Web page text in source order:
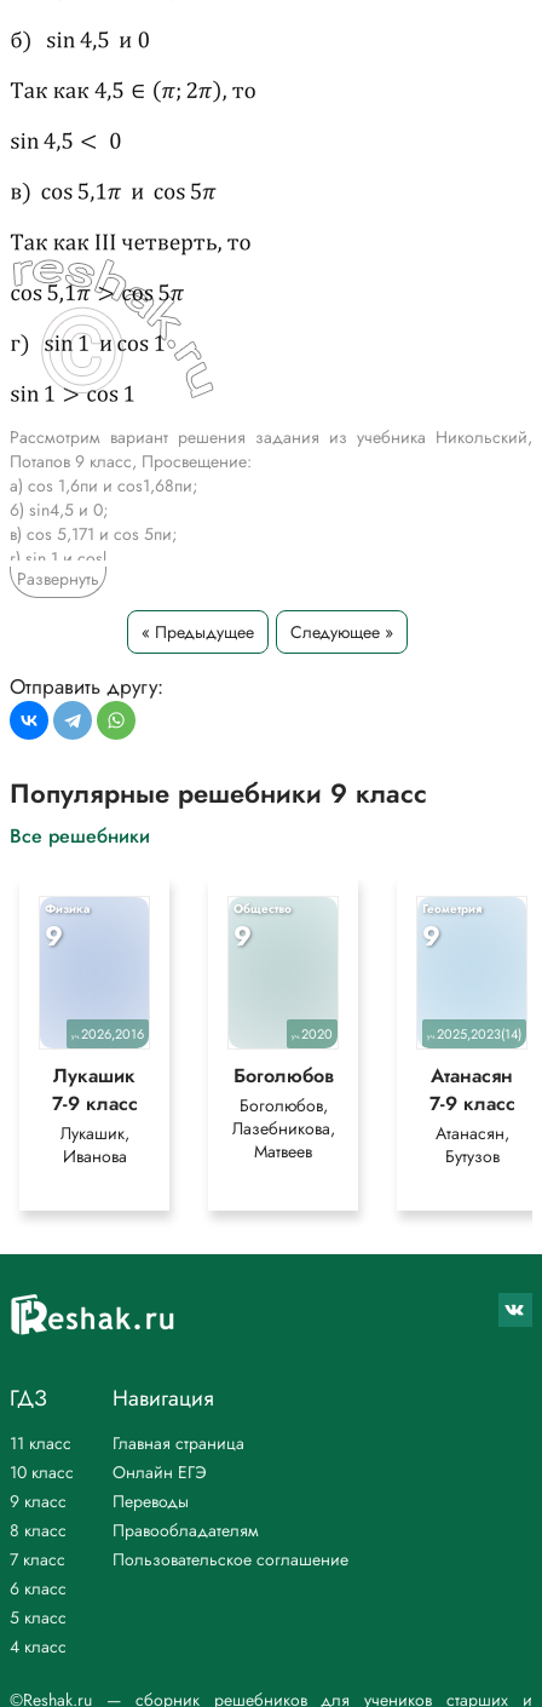
Рассмотрим вариант решения задания из учебника Никольский,
Потапов 9 класс, Просвещение:
a) cos 1,6пи и cos1,68пи;
6) sin4,5 и 0;
в) cos 5,171 и cos 5пи;
г) sin 1 и cosl.
*Текст задания приводится исключительно в образовательных целях
для более полного понимания решения.
Развернуть
« Предыдущее Следующее »
Отправить другу:
Популярные решебники 9 класс
Все решебники
Физика
9
уч.2026,2016
Лукашик
7-9 класс
Лукашик,
Иванова
Общество
9
уч.2020
Боголюбов
Боголюбов,
Лазебникова,
Матвеев
Геометрия
9
уч.2025,2023(14)
Атанасян
7-9 класс
Атанасян,
Бутузов
©Reshak.ru — сборник решебников для учеников старших и
ГДЗ
11 класс
10 класс
9 класс
8 класс
7 класс
6 класс
5 класс
4 класс
Навигация
Главная страница
Онлайн ЕГЭ
Переводы
Правообладателям
Пользовательское соглашение